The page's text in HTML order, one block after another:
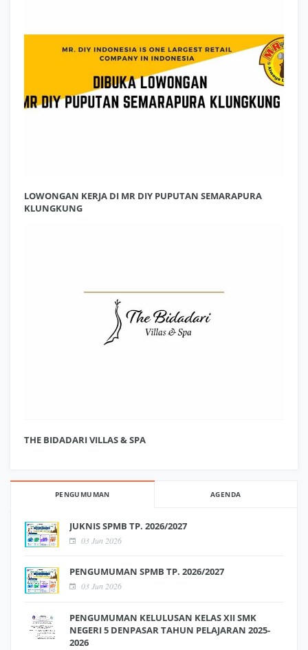
LOWONGAN KERJA DI MR DIY PUPUTAN SEMARAPURA
KLUNGKUNG
THE BIDADARI VILLAS & SPA
PENGUMUMAN AGENDA
JUKNIS SPMB TP. 2026/2027
03 Jun 2026
PENGUMUMAN SPMB TP. 2026/2027
03 Jun 2026
PENGUMUMAN KELULUSAN KELAS XII SMK
NEGERI 5 DENPASAR TAHUN PELAJARAN 2025-
2026